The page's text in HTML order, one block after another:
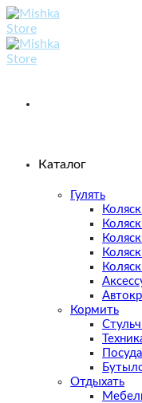
Skip
to
content
Каталог
Гулять
Кормить
Посуда
Отдыхать